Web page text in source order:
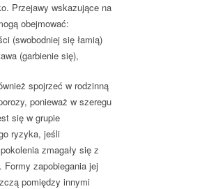
Przejawy wskazujące na
obejmować:
(swobodniej się łamią)
(garbienie się),
spojrzeć w rodzinną
ponieważ w szeregu
się w grupie
ryzyka, jeśli
zmagały się z
Formy zapobiegania jej
pomiędzy innymi